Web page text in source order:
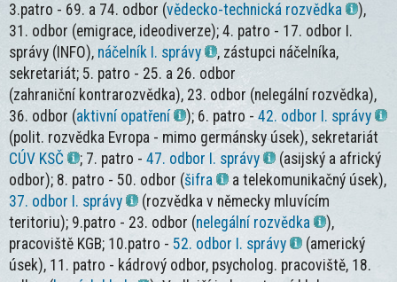
3.patro - 69. a 74. odbor (vědecko-technická rozvědka
),
31. odbor (emigrace, ideodiverze); 4. patro - 17. odbor I.
správy (INFO), náčelník I. správy
, zástupci náčelníka,
sekretariát; 5. patro - 25. a 26. odbor
(zahraniční kontrarozvědka), 23. odbor (nelegální rozvědka),
36. odbor (aktivní opatření ); 6. patro - 42. odbor I. správy
(polit. rozvědka Evropa - mimo germánsky úsek), sekretariát
CÚV KSČ
; 7. patro - 47. odbor I. správy
(asijský a africký
odbor); 8. patro - 50. odbor (šifra
a telekomunikačný úsek),
37. odbor I. správy
(rozvědka v německy mluvícím
teritoriu); 9.patro - 23. odbor (nelegální rozvědka
),
pracoviště KGB; 10.patro - 52. odbor I. správy
(americký
úsek), 11. patro - kádrový odbor, psycholog. pracoviště, 18.